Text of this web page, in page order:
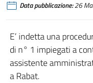
Data pubblicazione:26
E’ indetta una
di n° 1 impiegati a
assistente
a Rabat.